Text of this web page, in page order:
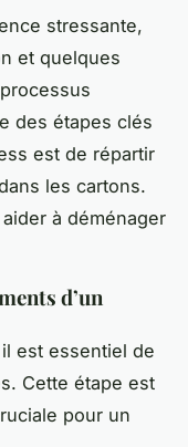
stressante,
et quelques
des étapes clés
est de répartir
les cartons.
à déménager
d’un
est essentiel de
Cette étape est
pour un